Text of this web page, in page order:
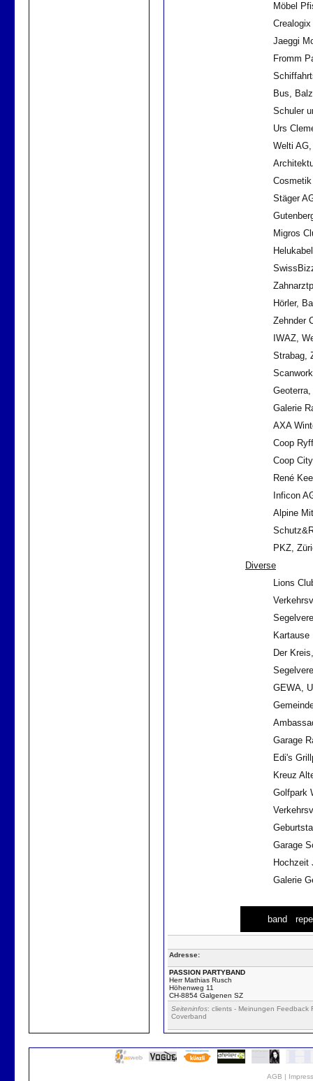
Möbel
Jaeggi
Fromm
Bus,
Schuler
Urs
Welti
Stäger
Migros
Hörler,
Zehnder
IWAZ,
Strabag,
Galerie
AXA
Coop
Coop
René
Inficon
Alpine
PKZ,
Diverse
Lions
Kartause
Der
GEWA,
Garage
Edi's
Kreuz
Golfpark
Garage
Hochzeit
Galerie
band
Adresse:
PASSION PARTYBAND
Herr Mathias Rusch
Höhenweg 11
CH-8854 Galgenen SZ
Seiteninfos: clients - Meinungen Feedback
Coverband
AGB |